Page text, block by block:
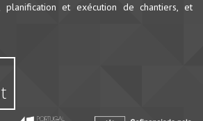
et exécution de chantiers, et